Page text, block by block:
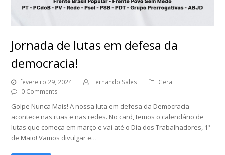
Jornada de lutas em defesa da
democracia!
fevereiro 29, 2024 Fernando Sales
Geral
0 Comments
Golpe Nunca Mais! A nossa luta em defesa da Democracia
acontece nas ruas e nas redes. No card, temos o calendário de
lutas que começa em março e vai até o Dia dos Trabalhadores, 1º
de Maio! Vamos divulgar e…